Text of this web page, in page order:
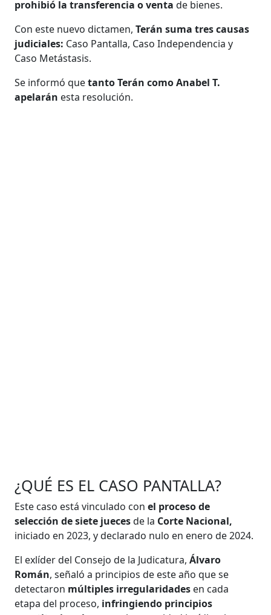
prohibió la transferencia o venta de bienes.
Con este nuevo dictamen,Terán suma tres causas
judiciales: Caso Pantalla, Caso Independencia y
Caso Metástasis.
Se informó quetanto Terán como Anabel T.
apelarán esta resolución.
¿QUÉ ES EL CASO PANTALLA?
Este caso está vinculado conel proceso de
selección de siete juecesde la Corte Nacional,
iniciado en 2023, y declarado nulo en enero de 2024.
El exlíder del Consejo de la Judicatura,Álvaro
Román, señaló a principios de este año que se
detectaron múltiples irregularidades en cada
etapa del proceso, infringiendo principios